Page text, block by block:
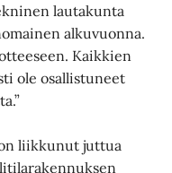
lautakunta
alkuvuonna.
Kaikkien
ole osallistuneet
on liikkunut juttua